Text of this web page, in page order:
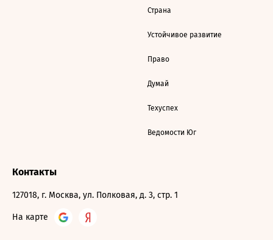
Страна
Устойчивое развитие
Право
Думай
Техуспех
Ведомости Юг
Контакты
127018, г. Москва, ул. Полковая, д. 3, стр. 1
На карте